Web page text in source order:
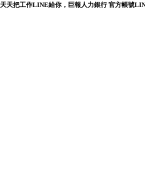
天天把工作LINE給你，巨報人力銀行 官方帳號